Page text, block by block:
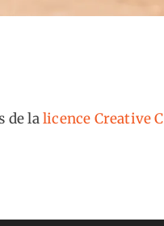
de lalicence Creative